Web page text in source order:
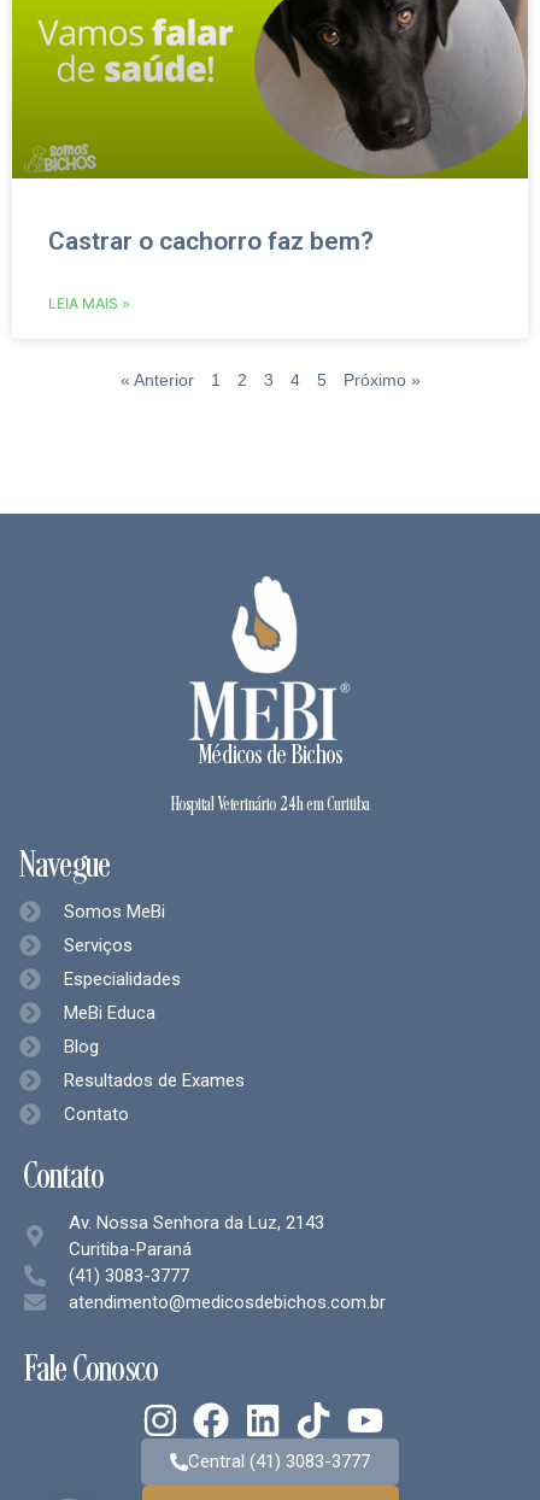
Castrar o cachorro faz bem?
LEIA MAIS »
« Anterior 1 2 3 4 5 Próximo »
Médicos de Bichos
Hospital Veterinário 24h em Curitiba
Navegue
Somos MeBi
Serviços
Especialidades
MeBi Educa
Blog
Resultados de Exames
Contato
Contato
Av. Nossa Senhora da Luz, 2143
Curitiba-Paraná
(41) 3083-3777
atendimento@medicosdebichos.com.br
Fale Conosco
Central (41) 3083-3777